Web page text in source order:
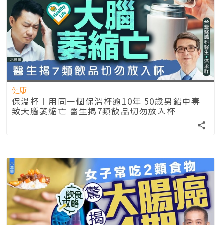
健康
保溫杯︱用同一個保溫杯逾10年 50歲男鉛中毒
致大腦萎縮亡 醫生揭7類飲品切勿放入杯